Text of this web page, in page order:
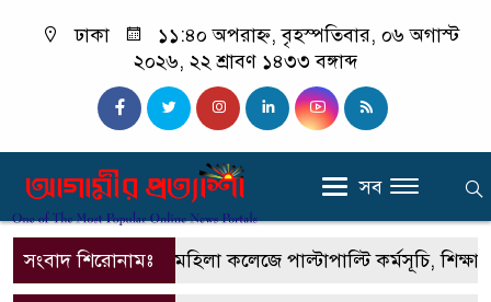
ঢাকা
১১:৪০ অপরাহ্ন, বৃহস্পতিবার, ০৬ অগাস্ট
২০২৬, ২২ শ্রাবণ ১৪৩৩ বঙ্গাব্দ
সব
সংবাদ শিরোনামঃ
বোয়ালমারী মহিলা কলেজে পাল্টাপাল্টি কর্মসূচি, শিক্ষার